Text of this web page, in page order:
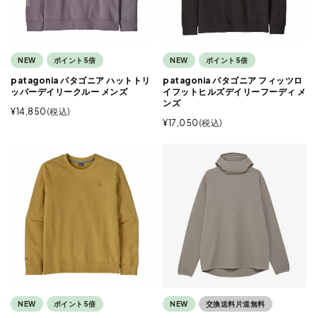
NEW ポイント5倍
patagonia パタゴニア ハットトリ
ッパーデイリークルー メンズ
¥14,850 税込
NEW ポイント5倍
patagonia パタゴニア フィッツロ
イフットヒルズデイリーフーディ メ
ンズ
¥17,050 税込
NEW ポイント5倍 NEW 交換送料片道無料